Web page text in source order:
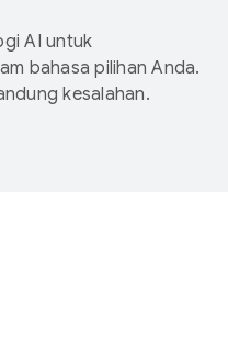
AI untuk
bahasa pilihan Anda.
kesalahan.